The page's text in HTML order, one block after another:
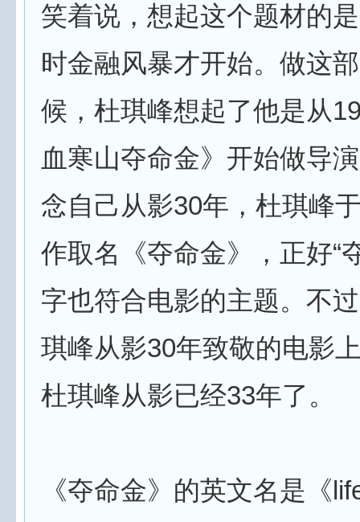
笑着说，想起这个题材的
时金融风暴才开始。做这
候，杜琪峰想起了他是从
血寒山夺命金》开始做导
念自己从影30年，杜琪峰
作取名《夺命金》，正好“
字也符合电影的主题。不
琪峰从影30年致敬的电影
杜琪峰从影已经33年了。
《夺命金》的英文名是《